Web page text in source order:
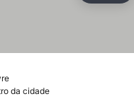
Ver preços
da cidade